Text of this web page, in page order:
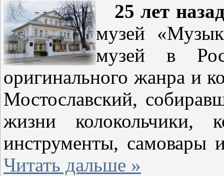
25 лет
музей
музей в
оригинального жанра и
Мостославский,
жизни колокольчики,
инструменты, самовары
Читать дальше »